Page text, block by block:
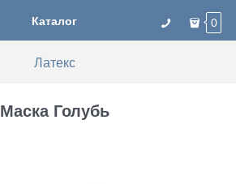
Каталог 0
Латекс
Маска Голубь